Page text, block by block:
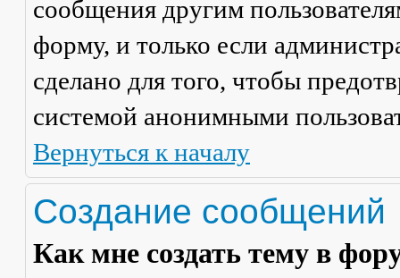
сообщения другим
форму, и только если
сделано для того, чтобы
системой анонимными
Вернуться к началу
Создание сообщений
Как мне создать тему в